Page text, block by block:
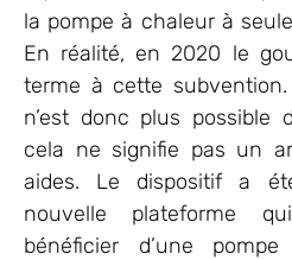
la pompe à chaleur à
En réalité, en 2020 le
terme à cette subvention.
n’est donc plus possible
cela ne signifie pas un
aides. Le dispositif a
nouvelle plateforme
bénéficier d’une